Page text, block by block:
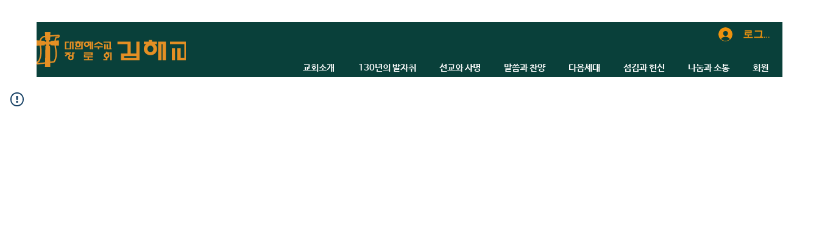
로그인
교회소개 130년의 발자취 선교와 사명 말씀과 찬양 다음세대 섬김과 헌신 나눔과 소통 회원